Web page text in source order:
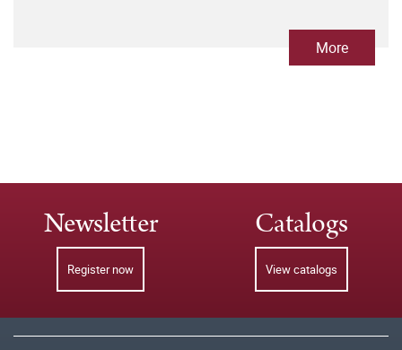
More
Newsletter
Register now
Catalogs
View catalogs